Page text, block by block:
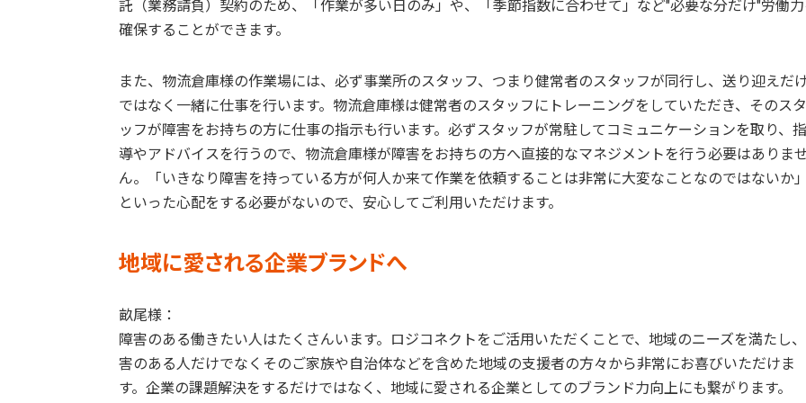
託（業務請負）契約のため、「作業が多い日のみ」や、「季節指数に合わせて」など"必要な分だけ"労働力
確保することができます。
また、物流倉庫様の作業場には、必ず事業所のスタッフ、つまり健常者のスタッフが同行し、送り迎えだ
ではなく一緒に仕事を行います。物流倉庫様は健常者のスタッフにトレーニングをしていただき、そのスタ
ッフが障害をお持ちの方に仕事の指示も行います。必ずスタッフが常駐してコミュニケーションを取り、指
導やアドバイスを行うので、物流倉庫様が障害をお持ちの方へ直接的なマネジメントを行う必要はありま
ん。「いきなり障害を持っている方が何人か来て作業を依頼することは非常に大変なことなのではないか」
といった心配をする必要がないので、安心してご利用いただけます。
地域に愛される企業ブランドへ
畝尾様：
​​障害のある働きたい人はたくさんいます。
ロジコネクトをご活用いただくことで、地域のニーズを満たし
害のある人だけでなくそのご家族や自治体などを含めた地域の支援者の方々から非常にお喜びいただけま
す。企業の課題解決をするだけではなく、地域に愛される企業としてのブランド力向上にも繋がります。